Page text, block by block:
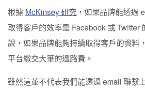
根據 McKinsey 研究 ，如果品牌能透過
取得客戶的效率是 Facebook 或 Twitter
說，如果品牌能夠持續取得客戶的資料
平台繳交大筆的過路費。
雖然這並不代表我們能透過 email 聯繫